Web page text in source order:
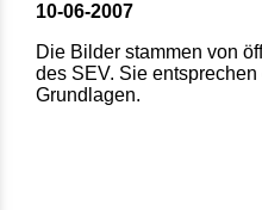
10-06-2007
Die Bilder stammen von
des SEV. Sie
Grundlagen.